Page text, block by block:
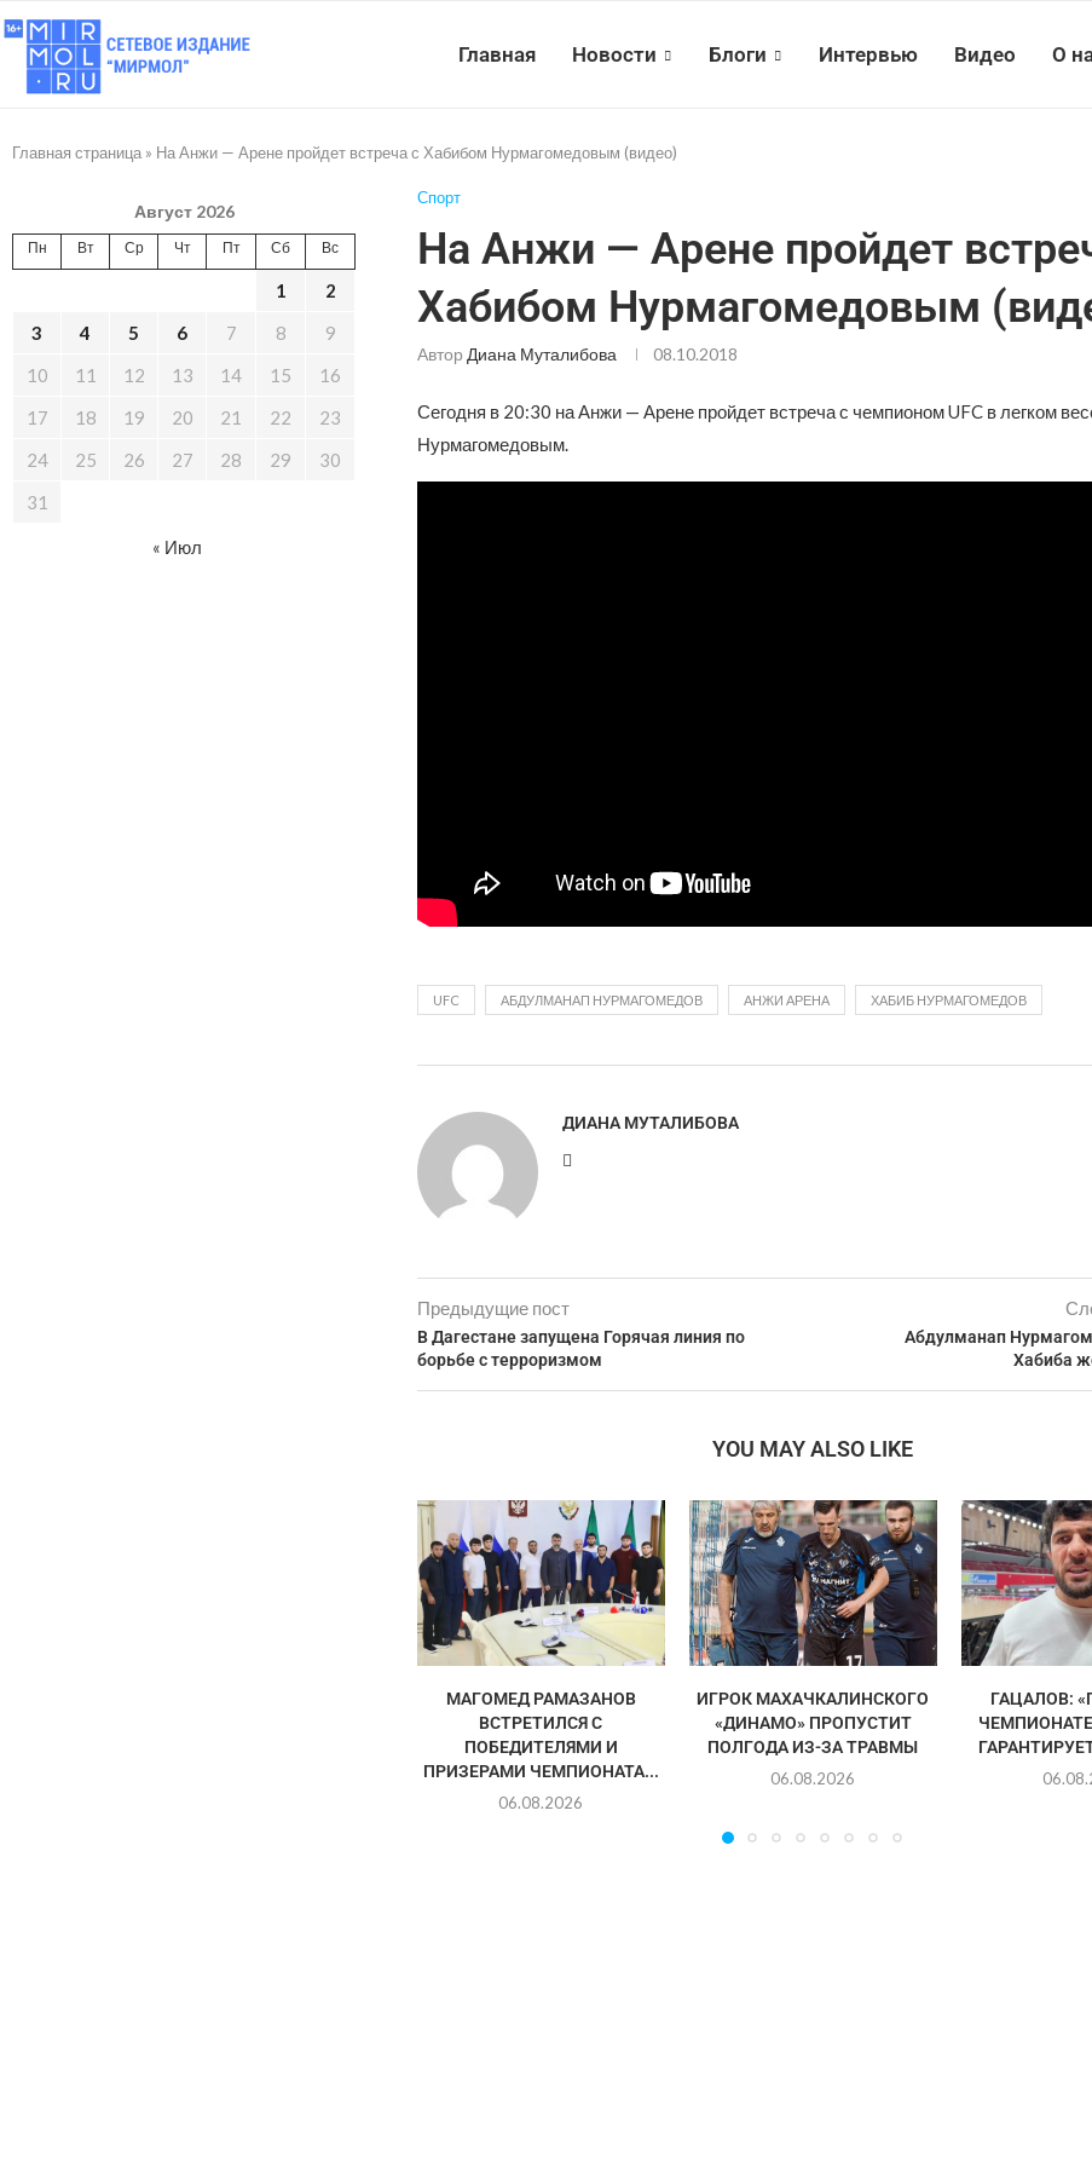
Главная Новости Блоги Интервью Видео О
Главная страница » На Анжи — Арене пройдет встреча с Хабибом Нурмагомедовым (видео)
Спорт
На Анжи — Арене пройдет
Хабибом Нурмагомедовым
Автор Диана Муталибова 08.10.2018
Сегодня в 20:30 на Анжи — Арене пройдет встреча с чемпионом UFC в легком
Нурмагомедовым.
UFC АБДУЛМАНАП НУРМАГОМЕДОВ АНЖИ АРЕНА ХАБИБ НУРМАГОМЕДОВ
ДИАНА МУТАЛИБОВА
Предыдущие пост
В Дагестане запущена Горячая линия по
борьбе с терроризмом
Абдулманап
Хабиба
YOU MAY ALSO LIKE
МАГОМЕД РАМАЗАНОВ
ВСТРЕТИЛСЯ С
ПОБЕДИТЕЛЯМИ И
ПРИЗЕРАМИ ЧЕМПИОНАТА...
06.08.2026
ИГРОК МАХАЧКАЛИНСКОГО
«ДИНАМО» ПРОПУСТИТ
ПОЛГОДА ИЗ-ЗА ТРАВМЫ
06.08.2026
ГАЦАЛОВ:
Август 2026
Пн Вт Ср Чт Пт Сб Вс
1
2
3
4 5 6 7 8
9
10
11 12 13 14 15
16
17
18 19 20 21 22
23
24
25 26 27 28 29
30
31
« Июл